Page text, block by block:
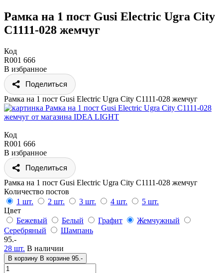
Рамка на 1 пост Gusi Electric Ugra City
С1111-028 жемчуг
Код
R001 666
В избранное
Поделиться
Рамка на 1 пост Gusi Electric Ugra City С1111-028 жемчуг
Код
R001 666
В избранное
Поделиться
Рамка на 1 пост Gusi Electric Ugra City С1111-028 жемчуг
Количество постов
1 шт.
2 шт. 3 шт. 4 шт.
5 шт.
Цвет
Бежевый
Белый Графит
Жемчужный
Серебряный
Шампань
95.-
28 шт. В наличии
В корзину В корзине 95.-